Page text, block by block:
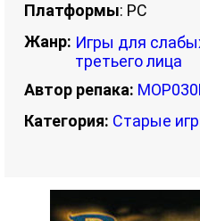
Платформы: PC
Жанр: Игры для
третьего лица
Автор репака:
Категория: Старые